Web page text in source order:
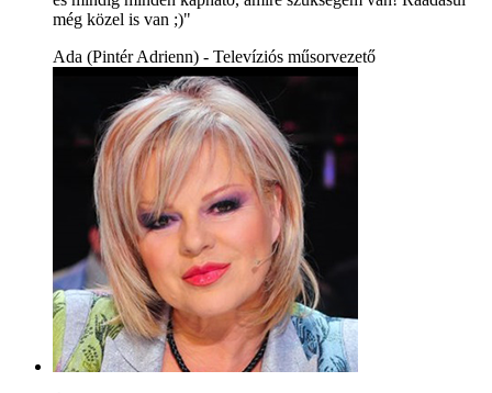
még közel is van ;)"
Ada (Pintér Adrienn) - Televíziós műsorvezető